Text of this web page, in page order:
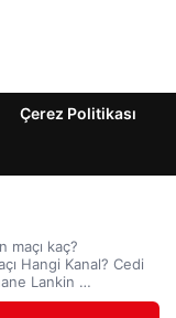
Çerez Politikası
maçı kaç?
Hangi Kanal? Cedi
Lankin …